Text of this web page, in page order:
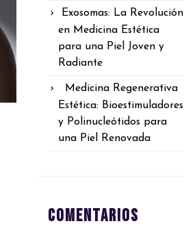
Exosomas: La Revolución
en Medicina Estética
para una Piel Joven y
Radiante
Medicina Regenerativa
Estética: Bioestimuladores
y Polinucleótidos para
una Piel Renovada
Comentarios